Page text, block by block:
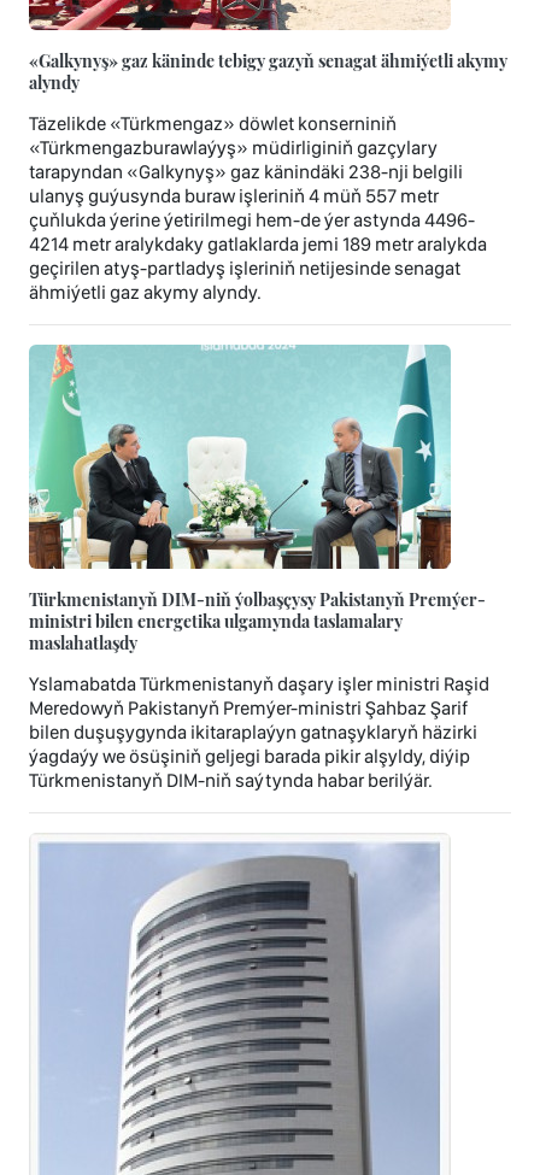
«Galkynyş» gaz käninde tebigy gazyň senagat ähmiýetli akymy
alyndy
Täzelikde «Türkmengaz» döwlet konserniniň
«Türkmengazburawlaýyş» müdirliginiň gazçylary
tarapyndan «Galkynyş» gaz känindäki 238-nji belgili
ulanyş guýusynda buraw işleriniň 4 müň 557 metr
çuňlukda ýerine ýetirilmegi hem-de ýer astynda 4496-
4214 metr aralykdaky gatlaklarda jemi 189 metr aralykda
geçirilen atyş-partladyş işleriniň netijesinde senagat
ähmiýetli gaz akymy alyndy.
Türkmenistanyň DIM-niň ýolbaşçysy Pakistanyň Premýer-
ministri bilen energetika ulgamynda taslamalary
maslahatlaşdy
Yslamabatda Türkmenistanyň daşary işler ministri Raşid
Meredowyň Pakistanyň Premýer-ministri Şahbaz Şarif
bilen duşuşygynda ikitaraplaýyn gatnaşyklaryň häzirki
ýagdaýy we ösüşiniň geljegi barada pikir alşyldy, diýip
Türkmenistanyň DIM-niň saýtynda habar berilýär.